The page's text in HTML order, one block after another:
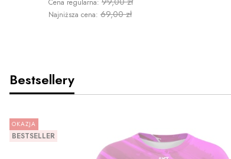
Cena regularna:
Najniższa cena: 69,00 zł
ZOBACZ PRODUKT
Bestsellery
OKAZJA
BESTSELLER